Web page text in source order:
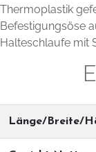
Thermoplastik
Befestigungsöse
Halteschlaufe mit
Länge/Breite/